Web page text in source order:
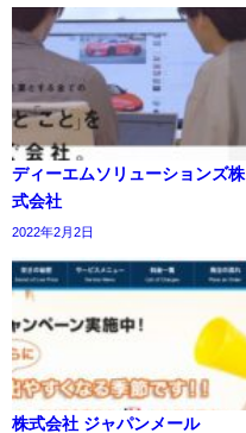
ディーエムソリューションズ株
式会社
2022年2月2日
株式会社 ジャパンメール